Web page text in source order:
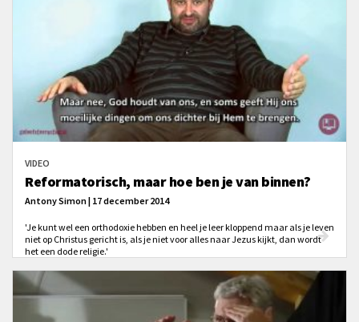
VIDEO
Reformatorisch, maar hoe ben je van binnen?
Antony Simon | 17 december 2014
'Je kunt wel een orthodoxie hebben en heel je leer kloppend maar als je leven
niet op Christus gericht is, als je niet voor alles naar Jezus kijkt, dan wordt
het een dode religie.'